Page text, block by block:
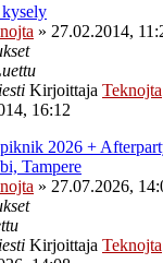
» 27.02.2014,
Kirjoittaja Teknojta
16:12
2026 +
Tampere
» 27.07.2026,
Kirjoittaja Teknojta